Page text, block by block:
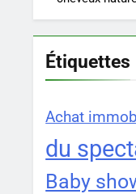
Étiquettes
Achat
du
Baby